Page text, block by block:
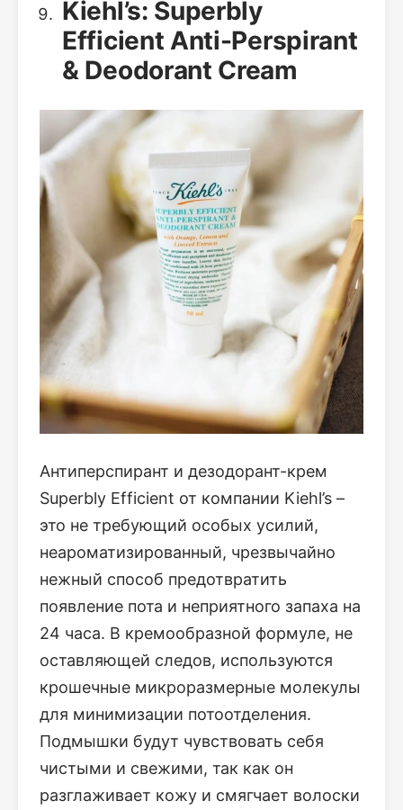
Kiehl’s: Superbly
Efficient Anti-Perspirant
& Deodorant Cream
Антиперспирант и дезодорант-крем
Superbly Efficient от компании Kiehl’s –
это не требующий особых усилий,
неароматизированный, чрезвычайно
нежный способ предотвратить
появление пота и неприятного запаха на
24 часа. В кремообразной формуле, не
оставляющей следов, используются
крошечные микроразмерные молекулы
для минимизации потоотделения.
Подмышки будут чувствовать себя
чистыми и свежими, так как он
разглаживает кожу и смягчает волоски